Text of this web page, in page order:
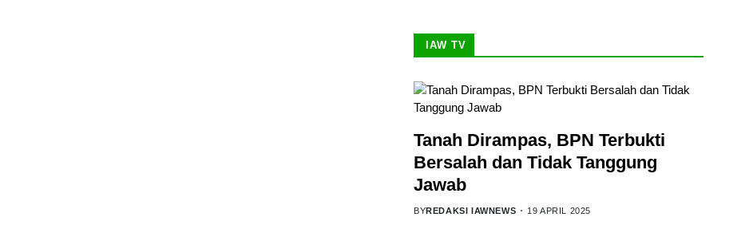
IAW TV
Tanah Dirampas, BPN Terbukti
Bersalah dan Tidak Tanggung
Jawab
BYREDAKSI IAWNEWS 19 APRIL 2025